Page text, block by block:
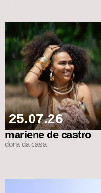
25.07.26
mariene de castro
dona da casa